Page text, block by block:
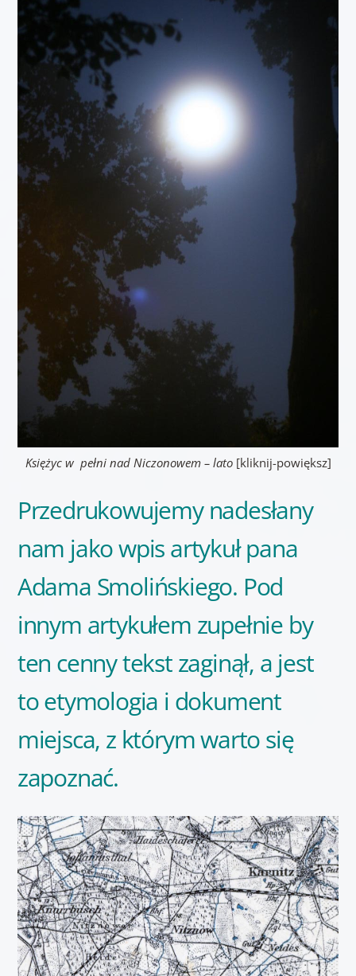
Księżyc w pełni nad Niczonowem – lato [kliknij-powiększ]
Przedrukowujemy nadesłany
nam jako wpis artykuł pana
Adama Smolińskiego. Pod
innym artykułem zupełnie by
ten cenny tekst zaginął, a jest
to etymologia i dokument
miejsca, z którym warto się
zapoznać.